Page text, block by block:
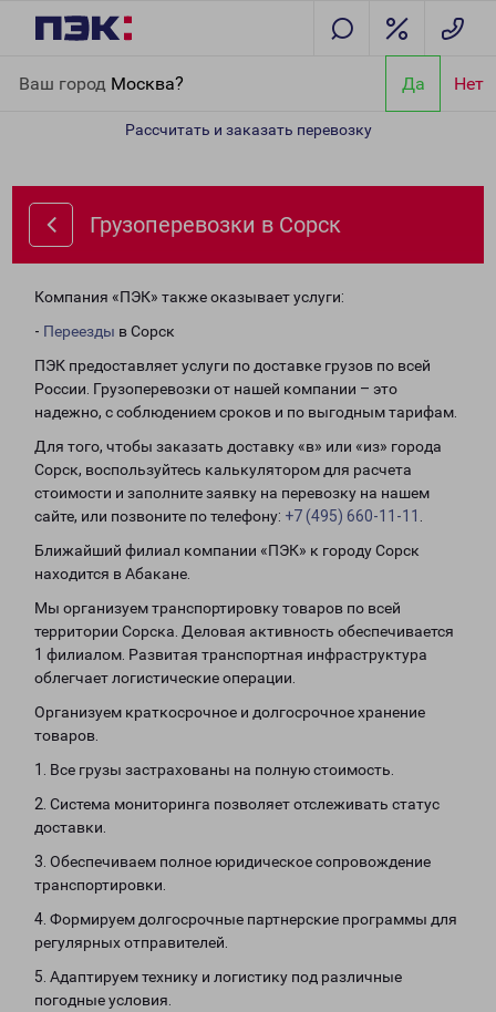
Ваш город Москва? Да Нет
Рассчитать и заказать перевозку
Грузоперевозки в Сорск
Компания «ПЭК» также оказывает услуги:
- Переезды в Сорск
ПЭК предоставляет услуги по доставке грузов по всей
России. Грузоперевозки от нашей компании – это
надежно, с соблюдением сроков и по выгодным тарифам.
Для того, чтобы заказать доставку «в» или «из» города
Сорск, воспользуйтесь калькулятором для расчета
стоимости и заполните заявку на перевозку на нашем
сайте, или позвоните по телефону: +7 (495) 660-11-11
Ближайший филиал компании «ПЭК» к городу Сорск
находится в Абакане.
Мы организуем транспортировку товаров по всей
территории Сорска. Деловая активность обеспечивается
1 филиалом. Развитая транспортная инфраструктура
облегчает логистические операции.
Организуем краткосрочное и долгосрочное хранение
товаров.
1. Все грузы застрахованы на полную стоимость.
2. Система мониторинга позволяет отслеживать статус
доставки.
3. Обеспечиваем полное юридическое сопровождение
транспортировки.
4. Формируем долгосрочные партнерские программы для
регулярных отправителей.
5. Адаптируем технику и логистику под различные
погодные условия.